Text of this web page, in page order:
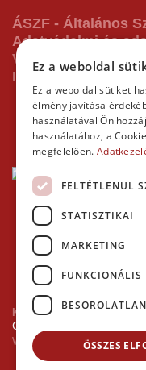
ÁSZF - Általános
Adatvédelmi és
Vásárlás előtti
Impresszum
A pályafoglalást,
termékeinket,
gyorsan
Kezdőlap
Copyright © 2026 Minden
Websiker Ügynökség -
Ez a weboldal
Ez a weboldal sütiket
élmény javítása
használatával Ön
használatához, a
megfelelően.
FELTÉTLENÜL
STATISZTIKAI
MARKETING
FUNKCIONÁLIS
BESOROLATLAN
ÖSSZES